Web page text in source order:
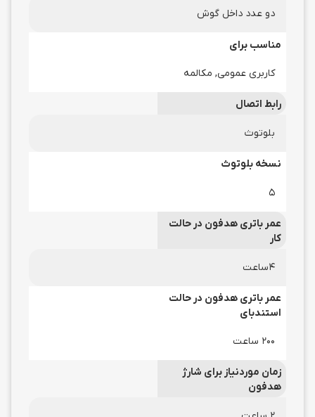
دو عدد داخل گوش
مناسب برای
کاربری عمومی, مکالمه
رابط اتصال
بلوتوث
نسخه بلوتوث
5
عمر باتری هدفون در حالت
کار
4ساعت
عمر باتری هدفون در حالت
استندبای
200 ساعت
زمان موردنیاز برای شارژ
هدفون